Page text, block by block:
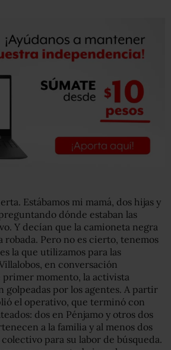
Estábamos mi mamá, dos hijas y
dónde estaban las
Y decían que la camioneta negra
robada. Pero no es cierto, tenemos
la que utilizamos para las
en conversación
primer momento, la activista
golpeadas por los agentes. A partir
el operativo, que terminó con
dos en Pénjamo y otros dos
a la familia y al menos dos
para su labor de búsqueda.